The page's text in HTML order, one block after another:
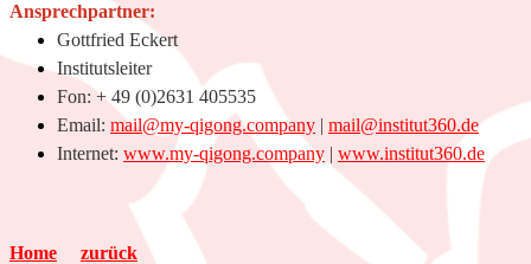
Ansprechpartner:
Gottfried Eckert
Institutsleiter
Fon: + 49 (0)2631 405535
Email: mail@my-qigong.company | mail@institut360.de
Internet: www.my-qigong.company | www.institut360.de
Home zurück